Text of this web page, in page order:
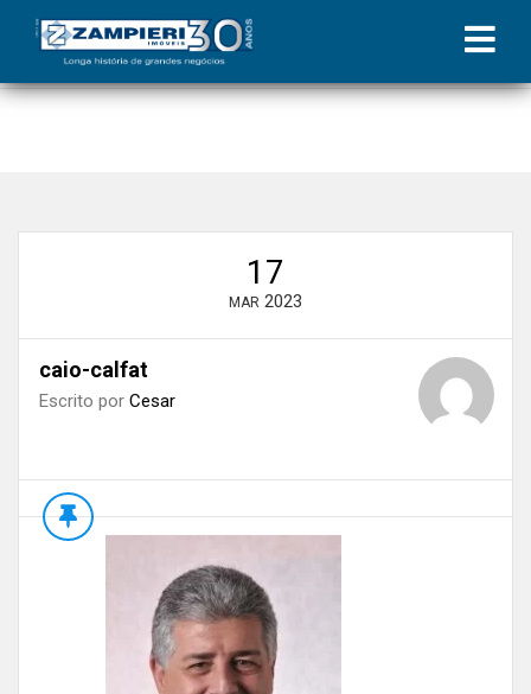
Início»Blog»Maceió sedia ADIT Juris | Coluna Zampieri
caio-
17
MAR 2023
caio-calfat
Escrito por Cesar